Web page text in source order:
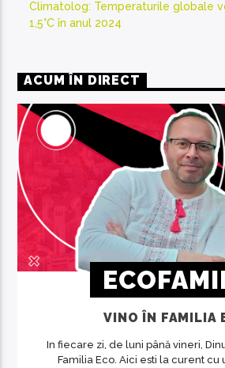
Climatolog: Temperaturile globale
1,5°C în anul 2024
ACUM ÎN DIRECT
VINO ÎN FAMILIA
In fiecare zi, de luni până vineri,
Familia Eco. Aici esti la curent cu